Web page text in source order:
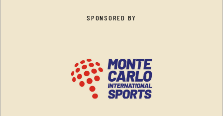
SPONSORED BY